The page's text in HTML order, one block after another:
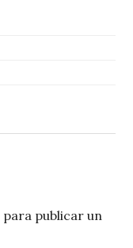
para publicar un